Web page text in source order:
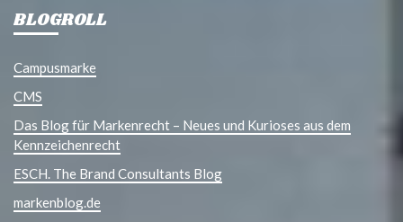
BLOGROLL
Campusmarke
CMS
Das Blog für Markenrecht – Neues und Kurioses aus dem
Kennzeichenrecht
ESCH. The Brand Consultants Blog
markenblog.de